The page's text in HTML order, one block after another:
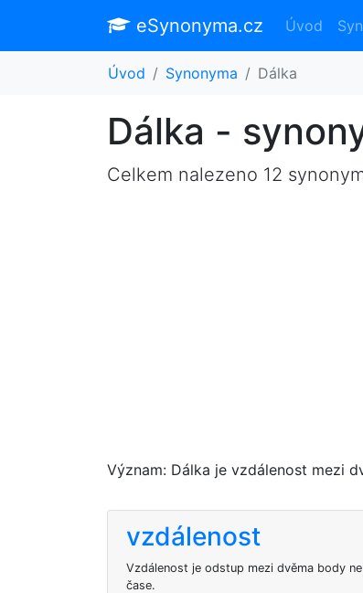
eSynonyma.cz Úvod
Úvod Synonyma Dálka
Dálka -
Celkem nalezeno 12
Význam: Dálka je vzdálenost mezi
vzdálenost
Vzdálenost je odstup mezi dvěma body
čase.